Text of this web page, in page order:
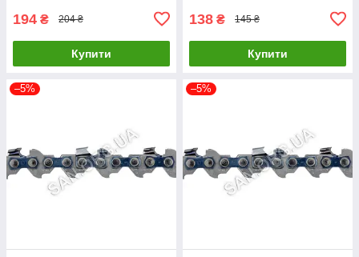
194 ₴ 204 ₴
Купити
138 ₴ 145 ₴
Купити
–5% –5%